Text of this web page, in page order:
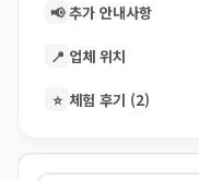
📢 추가 안내사항
📍 업체 위치
⭐ 체험 후기 (2)